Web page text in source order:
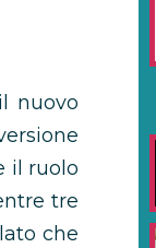
il nuovo
il ruolo
tre
che